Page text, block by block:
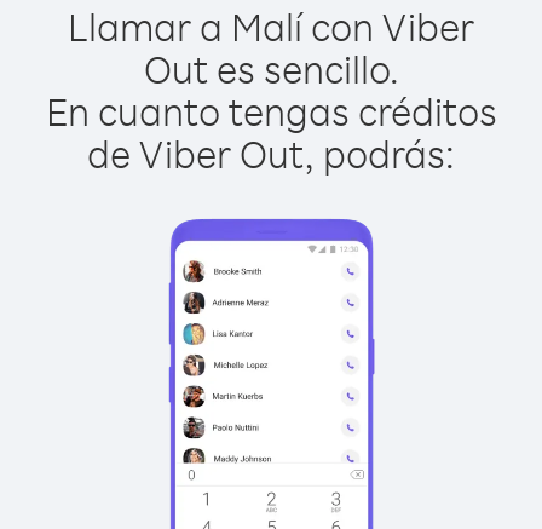
Llamar a Malí con Viber
Out es sencillo.
En cuanto tengas créditos
de Viber Out, podrás: